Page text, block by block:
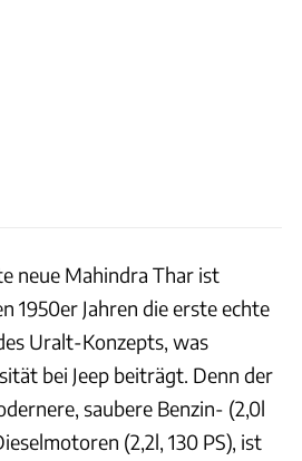
neue Mahindra Thar ist
1950er Jahren die erste echte
Uralt-Konzepts, was
bei Jeep beiträgt. Denn der
saubere Benzin- (2,0l
(2,2l, 130 PS), ist